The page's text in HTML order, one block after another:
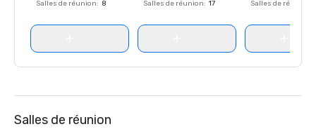
Salles de réunion: 8
Salles de réunion: 17
Salles de réunion
Salles de réunion